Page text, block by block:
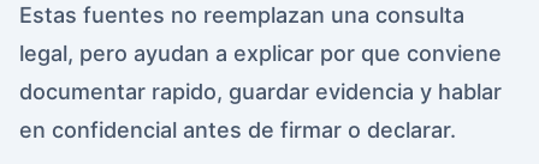
Estas fuentes no reemplazan una consulta
legal, pero ayudan a explicar por que conviene
documentar rapido, guardar evidencia y hablar
en confidencial antes de firmar o declarar.